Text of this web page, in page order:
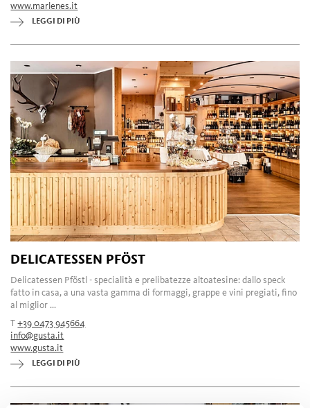
www.marlenes.it
LEGGI DI PIÙ
DELICATESSEN PFÖST
Delicatessen Pföstl - specialità e prelibatezze altoatesine: dallo speck
fatto in casa, a una vasta gamma di formaggi, grappe e vini pregiati, fino
al miglior ...
T+39 0473 945664
info@gusta.it
www.gusta.it
LEGGI DI PIÙ